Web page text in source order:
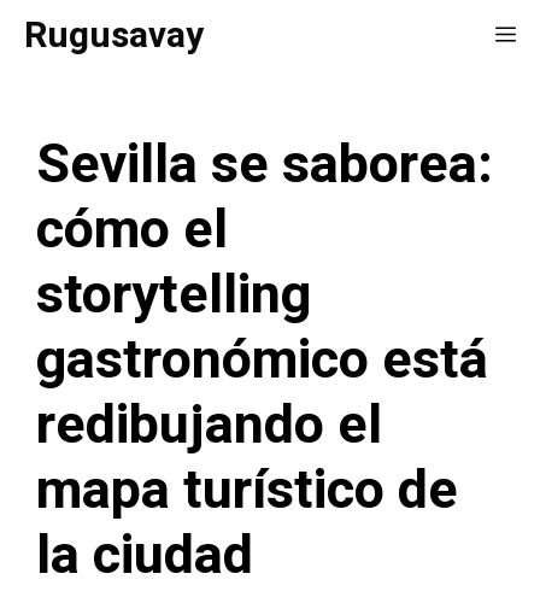
SaltarRugusavay
Sevilla se saborea:
cómo el
storytelling
gastronómico está
redibujando el
mapa turístico de
la ciudad